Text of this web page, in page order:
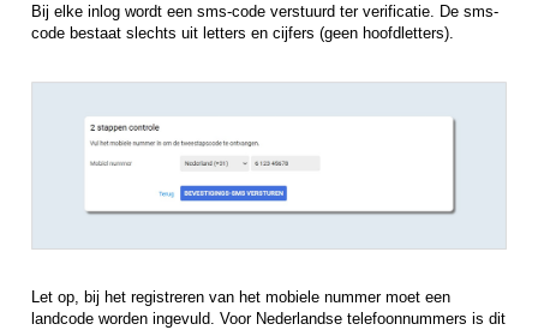
Bij elke inlog wordt een sms-code verstuurd ter verificatie. De sms-
code bestaat slechts uit letters en cijfers (geen hoofdletters).
Let op, bij het registreren van het mobiele nummer moet een
landcode worden ingevuld. Voor Nederlandse telefoonnummers is dit